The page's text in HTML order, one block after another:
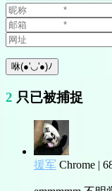
2 只已被捕捉
援军 Chrome |